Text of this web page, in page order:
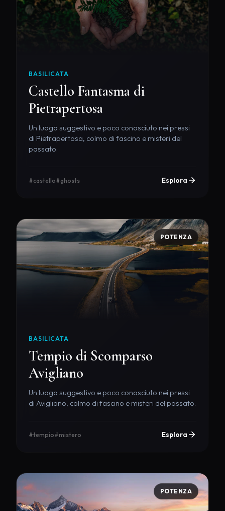
BASILICATA
Castello Fantasma di
Pietrapertosa
Un luogo suggestivo e poco conosciuto nei pressi
di Pietrapertosa, colmo di fascino e misteri del
passato.
#castello#ghosts Esplora
POTENZA
BASILICATA
Tempio di Scomparso
Avigliano
Un luogo suggestivo e poco conosciuto nei pressi
di Avigliano, colmo di fascino e misteri del passato.
#tempio#mistero Esplora
POTENZA